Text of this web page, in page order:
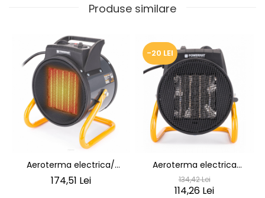
Produse similare
Aeroterma electrica/
aparat de incalzire
174,51 Lei
-20 LEI
Aeroterma electrica
aparat de incalzire 2500W
aparat de incalzire
134,42 Lei
114,26 Lei